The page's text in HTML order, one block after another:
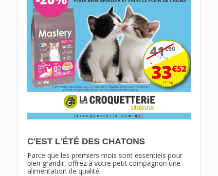
C'EST L'ÉTÉ DES CHATONS
Parce que les premiers mois sont essentiels pour
bien grandir, offrez à votre petit compagnon une
alimentation de qualité.